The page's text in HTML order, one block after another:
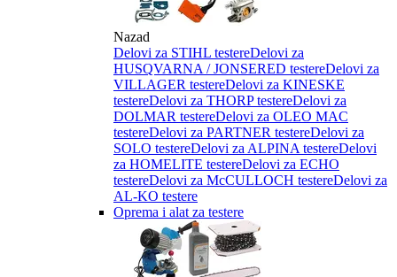
Nazad
Delovi za STIHL testereDelovi za
HUSQVARNA / JONSERED testereDelovi za
VILLAGER testereDelovi za KINESKE
testereDelovi za THORP testereDelovi za
DOLMAR testereDelovi za OLEO MAC
testereDelovi za PARTNER testereDelovi za
SOLO testereDelovi za ALPINA testereDelovi
za HOMELITE testereDelovi za ECHO
testereDelovi za McCULLOCH testereDelovi za
AL-KO testere
Oprema i alat za testere